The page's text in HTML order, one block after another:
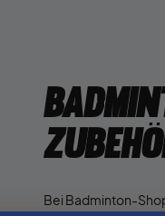
Bei Badminton-